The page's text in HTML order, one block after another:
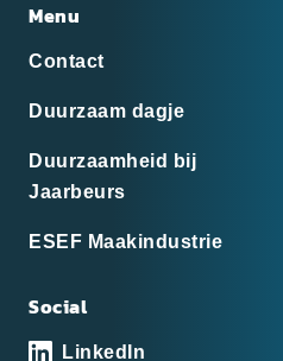
Menu
Contact
Duurzaam dagje
Duurzaamheid bij
Jaarbeurs
ESEF Maakindustrie
Social
LinkedIn